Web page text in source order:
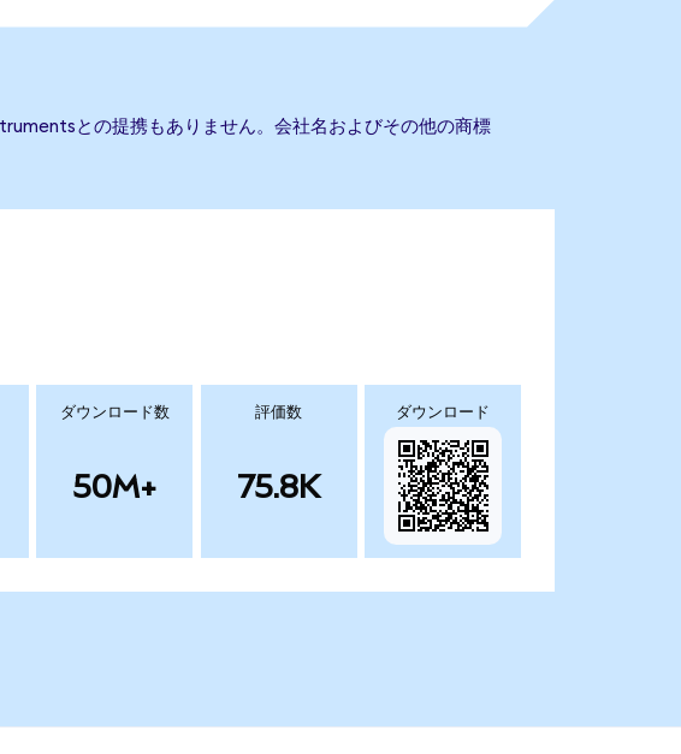
との提携もありません。会社名およびその他の商標
ダウンロード数
50M+
評価数
75.8K
ダウンロード